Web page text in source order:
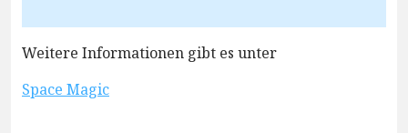
Weitere Informationen gibt es unter
Space Magic